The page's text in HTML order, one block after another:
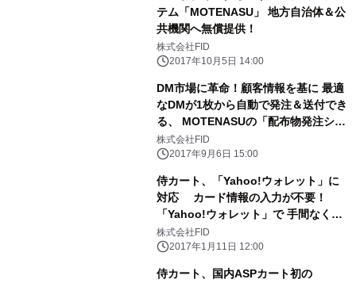
テム「MOTENASU」 地方自治体＆公
共機関へ無償提供！
株式会社FID
2017年10月5日 14:00
DM市場に革命！顧客情報を基に 最適
なDMが1枚から自動で発注＆送付でき
る、 MOTENASUの「配布物発注シス
テム」が特許を取得！
株式会社FID
2017年9月6日 15:00
侍カート、「Yahoo!ウォレット」に
対応 カード情報の入力が不要！
「Yahoo!ウォレット」で 手間なく安
心なネットショッピングが可能に
株式会社FID
2017年1月11日 12:00
侍カート、国内ASPカート初の